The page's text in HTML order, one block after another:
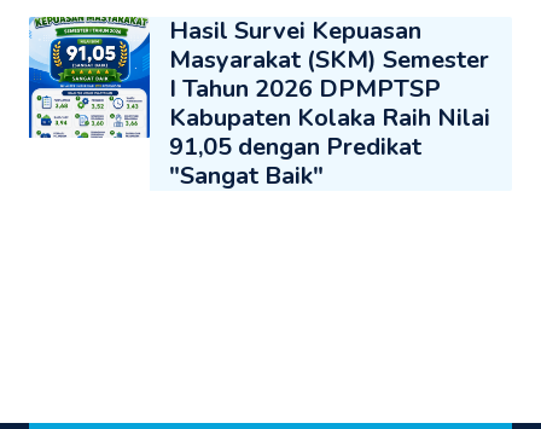
Hasil Survei Kepuasan
Masyarakat (SKM) Semester
I Tahun 2026 DPMPTSP
Kabupaten Kolaka Raih Nilai
91,05 dengan Predikat
"Sangat Baik"